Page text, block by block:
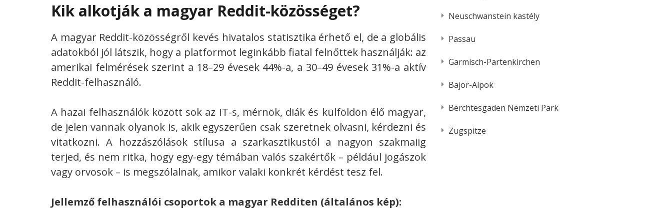
Kik alkotják a magyar Reddit-közösséget?
A magyar Reddit-közösségről kevés hivatalos statisztika érhető el, de a globális
adatokból jól látszik, hogy a platformot leginkább fiatal felnőttek használják: az
amerikai felmérések szerint a 18–29 évesek 44%-a, a 30–49 évesek 31%-a aktív
Reddit-felhasználó.
A hazai felhasználók között sok az IT-s, mérnök, diák és külföldön élő magyar,
de jelen vannak olyanok is, akik egyszerűen csak szeretnek olvasni, kérdezni és
vitatkozni. A hozzászólások stílusa a szarkasztikustól a nagyon szakmaiig
terjed, és nem ritka, hogy egy-egy témában valós szakértők – például jogászok
vagy orvosok – is megszólalnak, amikor valaki konkrét kérdést tesz fel.
Jellemző felhasználói csoportok a magyar Redditen (általános kép):
Neuschwanstein kastély
Passau
Garmisch-Partenkirchen
Bajor-Alpok
Berchtesgaden Nemzeti Park
Zugspitze